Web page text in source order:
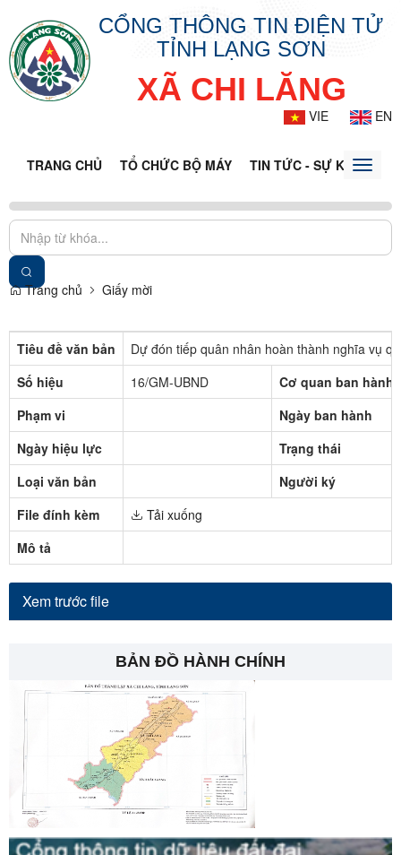
CỔNG THÔNG TIN ĐIỆN TỬ
TỈNH LẠNG SƠN
XÃ CHI LĂNG
VIE EN
TRANG CHỦ TỔ CHỨC BỘ MÁY TIN TỨC - SỰ KIỆNToggle
Trang chủ Giấy mời
Tiêu đề văn bản
Dự đón tiếp quân nhân hoàn thành nghĩa vụ
Số hiệu
16/GM-UBND
Cơ quan ban hành
Phạm vi
Ngày ban hành
Ngày hiệu lực
Trạng thái
Loại văn bản
Người ký
File đính kèm
Tải xuống
Mô tả
Xem trước file
BẢN ĐỒ HÀNH CHÍNH